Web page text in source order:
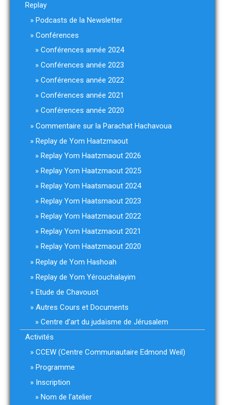
Replay
Podcasts de la Newsletter
Conférences
Conférences année 2024
Conférences année 2023
Conférences année 2022
Conférences année 2021
Conférences année 2020
Commentaire sur la Parachat Hachavoua
Replay de Yom Haatzmaout
Replay Yom Haatzmaout 2026
Replay Yom Haatzmaout 2025
Replay Yom Haatsmaout 2024
Replay Yom Haatsmaout 2023
Replay Yom Haatzmaout 2022
Replay Yom Haatzmaout 2021
Replay Yom Haatzmaout 2020
Replay de Yom Hashoah
Replay de Yom Yérouchalayim
Etude de Chavouot
Autres Cours et Documents
Centre d’art du judaïsme de Jérusalem
Activités
CCEW (Centre Communautaire Edmond Weil)
Programme
Inscription
Nom de l’atelier